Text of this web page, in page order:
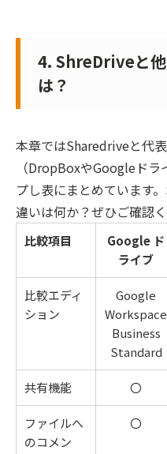
4. ShreDriveと
は？
本章ではSharedriveと代
（DropBoxやGoogleド
プし表にまとめています
違いは何か？ぜひご確認く
比較項目
Google ド
ライブ
比較エディ
ション
Google
Workspace
Business
Standard
共有機能 〇
ファイルへ
のコメン
〇